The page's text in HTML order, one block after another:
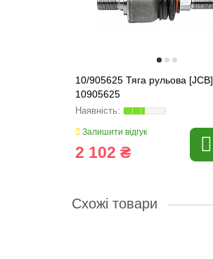
10/905625 Тяга рульова [JCB]
10905625
Залишити відгук
2 102 ₴
Схожі товари